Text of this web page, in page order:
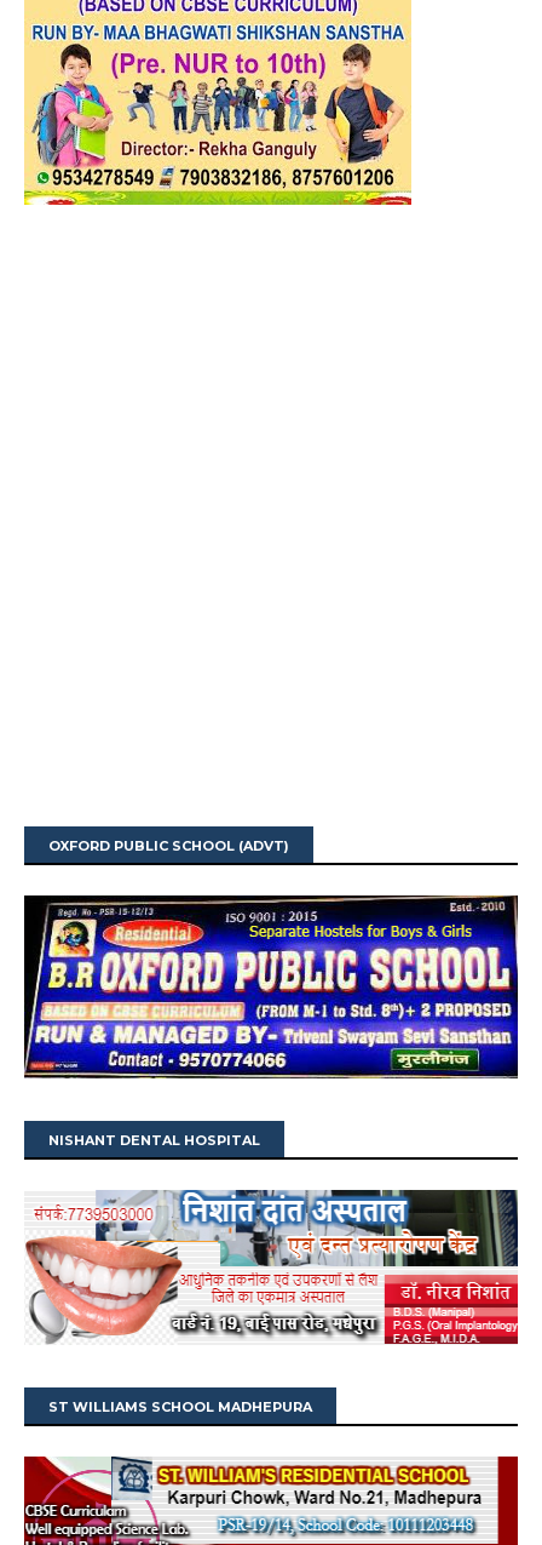
OXFORD PUBLIC SCHOOL (ADVT)
NISHANT DENTAL HOSPITAL
ST WILLIAMS SCHOOL MADHEPURA